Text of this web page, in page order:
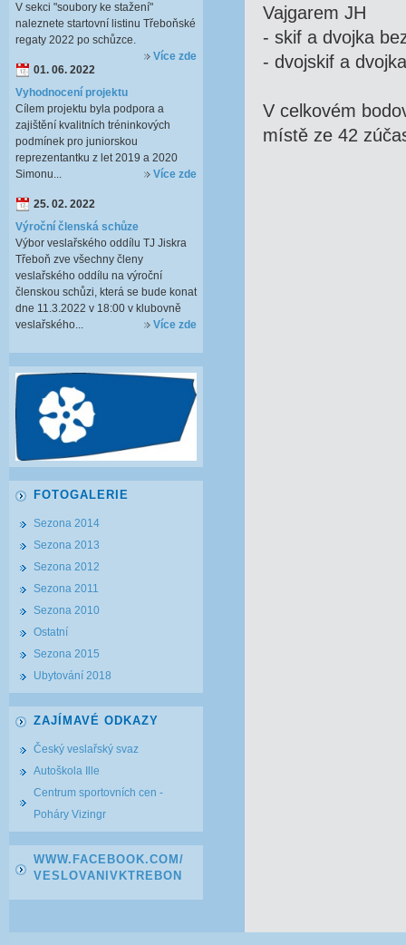
Vajgarem JH
- skif a dvojka
- dvojskif a
V celkovém
místě ze 42
V sekci "soubory ke stažení"
naleznete startovní listinu Třeboňské
regaty 2022 po schůzce.
Více zde
01. 06. 2022
Vyhodnocení projektu
Cílem projektu byla podpora a
zajištění kvalitních tréninkových
podmínek pro juniorskou
reprezentantku z let 2019 a 2020
Simonu...
Více zde
25. 02. 2022
Výroční členská schůze
Výbor veslařského oddílu TJ Jiskra
Třeboň zve všechny členy
veslařského oddílu na výroční
členskou schůzi, která se bude konat
dne 11.3.2022 v 18:00 v klubovně
veslařského...
Více zde
FOTOGALERIE
Sezona 2014
Sezona 2013
Sezona 2012
Sezona 2011
Sezona 2010
Ostatní
Sezona 2015
Ubytování 2018
ZAJÍMAVÉ ODKAZY
Český veslařský svaz
Autoškola Ille
Centrum sportovních cen -
Poháry Vizingr
WWW.FACEBOOK.COM/
VESLOVANIVKTREBON